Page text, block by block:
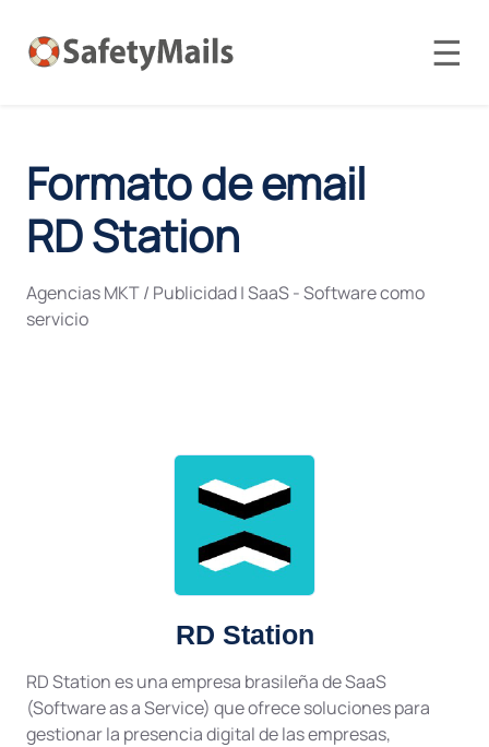
☰
Formato de email
RD Station
Agencias MKT / Publicidad|SaaS - Software como
servicio
RD Station
RD Station es una empresa brasileña de SaaS
(Software as a Service) que ofrece soluciones para
gestionar la presencia digital de las empresas,